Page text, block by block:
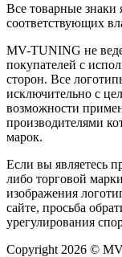
Все товарные
соответствующих
MV-TUNING не
покупателей с
сторон. Все
исключительно с
возможности
производителями
марок.
Если вы являетесь
либо торговой
изображения
сайте, просьба
урегулирования
Copyright 2026 ©